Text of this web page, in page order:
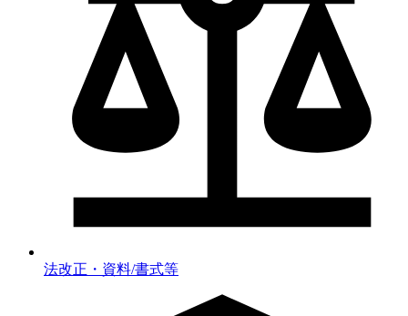
法改正・資料/書式等